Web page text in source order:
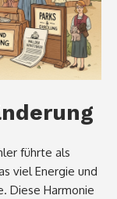
führte als
viel Energie und
Diese Harmonie